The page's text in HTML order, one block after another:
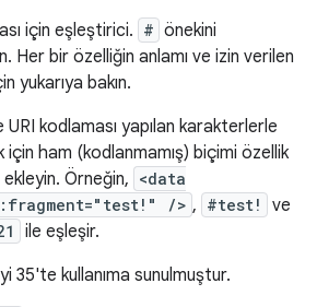
için eşleştirici. # önekini
Her bir özelliğin anlamı ve izin verilen
yukarıya bakın.
URI kodlaması yapılan karakterlerle
için ham (kodlanmamış) biçimi özellik
Örneğin, <data
/> , #test! ve
ile eşleşir.
35'te kullanıma sunulmuştur.